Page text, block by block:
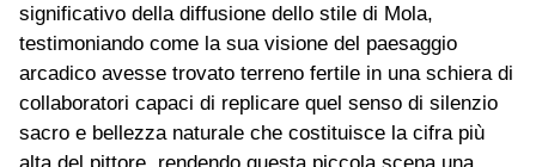
significativo della diffusione dello stile di Mola,
testimoniando come la sua visione del paesaggio
arcadico avesse trovato terreno fertile in una schiera di
collaboratori capaci di replicare quel senso di silenzio
sacro e bellezza naturale che costituisce la cifra più
alta del pittore, rendendo questa piccola scena una